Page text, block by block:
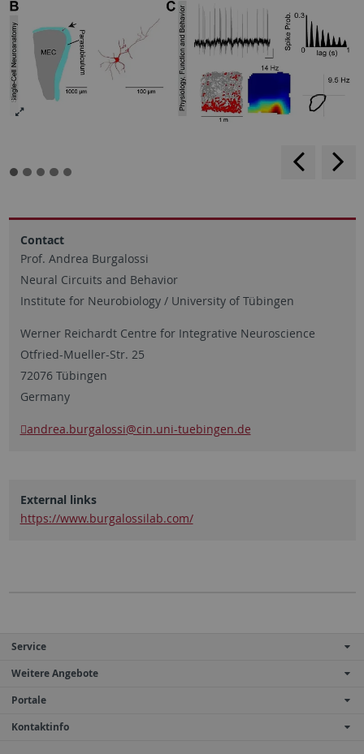
blättern
Contact
Prof. Andrea Burgalossi
Neural Circuits and Behavior
Institute for Neurobiology / University of Tübingen
Werner Reichardt Centre for Integrative Neuroscience
Otfried-Mueller-Str. 25
72076 Tübingen
Germany
andrea.burgalossi@cin.uni-tuebingen.de
External links
https://www.burgalossilab.com/
Service
Weitere Angebote
Portale
Kontaktinfo